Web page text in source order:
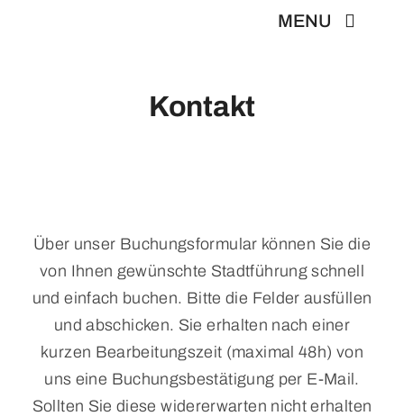
MENU
Startseite
Über uns
News & Medien
Kontakt
Kontakt
Über unser Buchungsformular können Sie die
von Ihnen gewünschte Stadtführung schnell
und einfach buchen. Bitte die Felder ausfüllen
und abschicken. Sie erhalten nach einer
kurzen Bearbeitungszeit (maximal 48h) von
uns eine Buchungsbestätigung per E-Mail.
Sollten Sie diese widererwarten nicht erhalten